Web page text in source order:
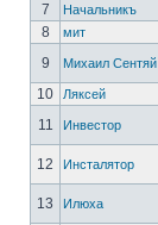
7
Начальникъ
8
мит
9
Михаил Сентяй
10
Ляксей
11
Инвестор
12
Инсталятор
13
Илюха